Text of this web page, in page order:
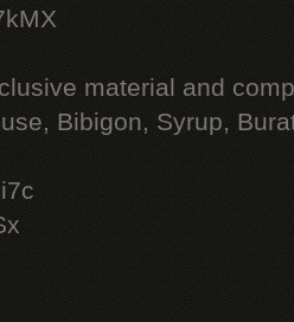
material and
Bibigon, Syrup,